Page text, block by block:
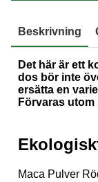
Beskrivning
Det här är ett
dos bör inte
ersätta en
Förvaras
Maca Pulver